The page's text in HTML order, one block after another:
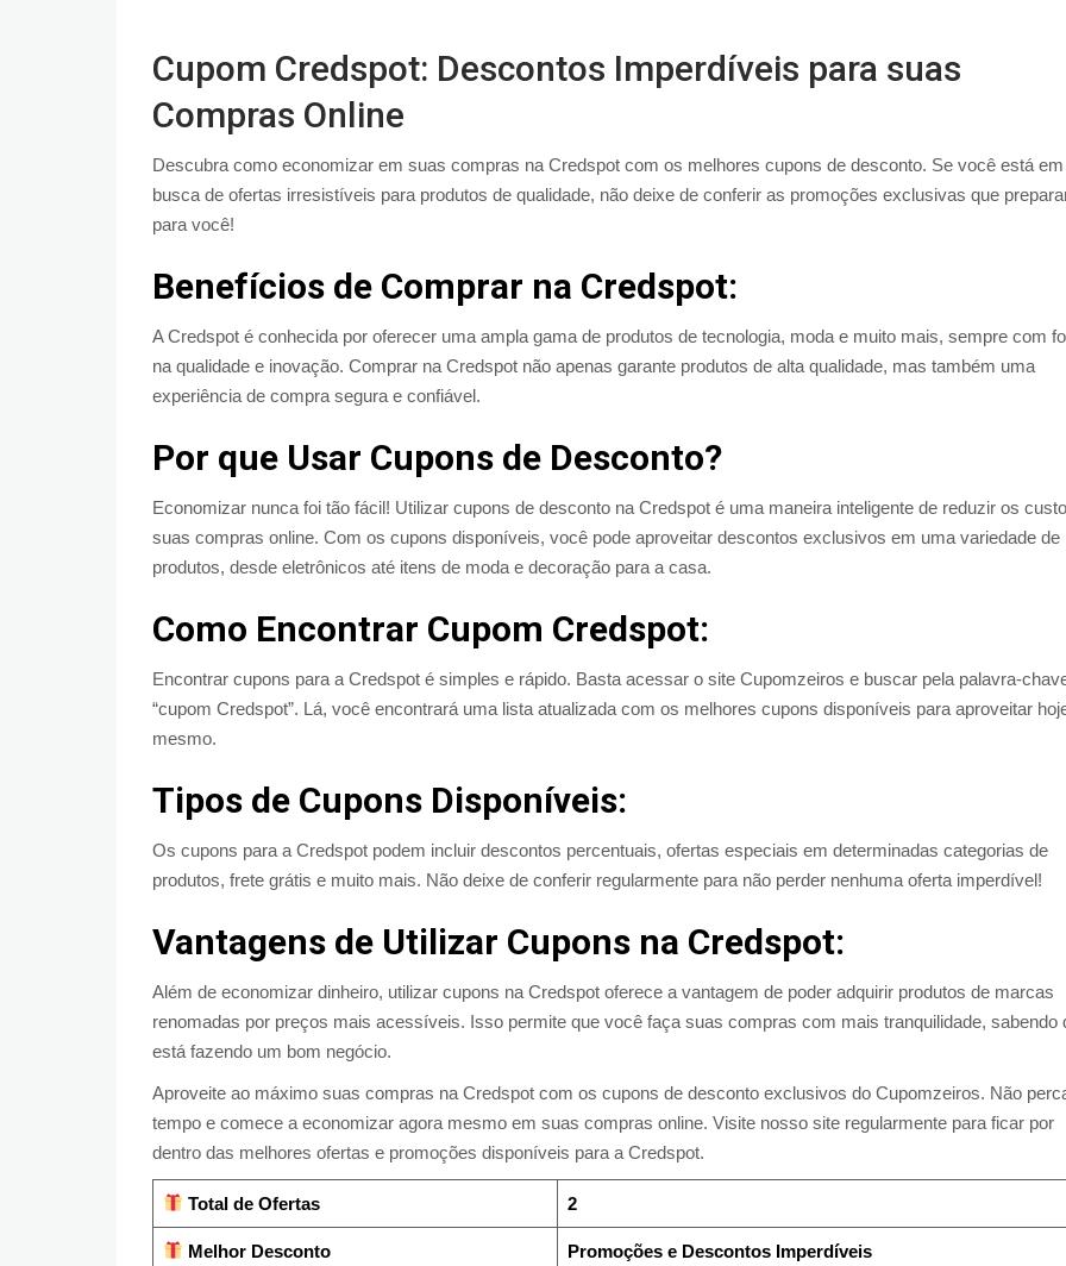
Cupom Credspot: Descontos Imperdíveis para suas
Compras Online
Descubra como economizar em suas compras na Credspot com os melhores cupons de desconto. Se você está em
busca de ofertas irresistíveis para produtos de qualidade, não deixe de conferir as promoções exclusivas que
para você!
Benefícios de Comprar na Credspot:
A Credspot é conhecida por oferecer uma ampla gama de produtos de tecnologia, moda e muito mais, sempre com
na qualidade e inovação. Comprar na Credspot não apenas garante produtos de alta qualidade, mas também uma
experiência de compra segura e confiável.
Por que Usar Cupons de Desconto?
Economizar nunca foi tão fácil! Utilizar cupons de desconto na Credspot é uma maneira inteligente de reduzir os
suas compras online. Com os cupons disponíveis, você pode aproveitar descontos exclusivos em uma variedade de
produtos, desde eletrônicos até itens de moda e decoração para a casa.
Como Encontrar Cupom Credspot:
Encontrar cupons para a Credspot é simples e rápido. Basta acessar o site Cupomzeiros e buscar pela palavra-
“cupom Credspot”. Lá, você encontrará uma lista atualizada com os melhores cupons disponíveis para aproveitar
mesmo.
Tipos de Cupons Disponíveis:
Os cupons para a Credspot podem incluir descontos percentuais, ofertas especiais em determinadas categorias de
produtos, frete grátis e muito mais. Não deixe de conferir regularmente para não perder nenhuma oferta imperdível!
Vantagens de Utilizar Cupons na Credspot:
Além de economizar dinheiro, utilizar cupons na Credspot oferece a vantagem de poder adquirir produtos de marcas
renomadas por preços mais acessíveis. Isso permite que você faça suas compras com mais tranquilidade, sabendo
está fazendo um bom negócio.
Aproveite ao máximo suas compras na Credspot com os cupons de desconto exclusivos do Cupomzeiros. Não
tempo e comece a economizar agora mesmo em suas compras online. Visite nosso site regularmente para ficar por
dentro das melhores ofertas e promoções disponíveis para a Credspot.
Total de Ofertas 2
Melhor Desconto Promoções e Descontos Imperdíveis